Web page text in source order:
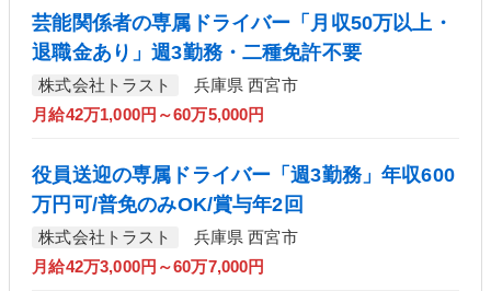
芸能関係者の専属ドライバー「月収50万以上・
退職金あり」週3勤務・二種免許不要
株式会社トラスト
兵庫県 西宮市
月給42万1,000円～60万5,000円
役員送迎の専属ドライバー「週3勤務」年収600
万円可/普免のみOK/賞与年2回
株式会社トラスト
兵庫県 西宮市
月給42万3,000円～60万7,000円